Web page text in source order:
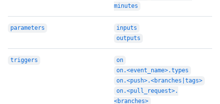
minutes
parameters
inputs
outputs
triggers
on
on.<event_name>.types
on.<push>.<branches|tags>
on.<pull_request>.
<branches>